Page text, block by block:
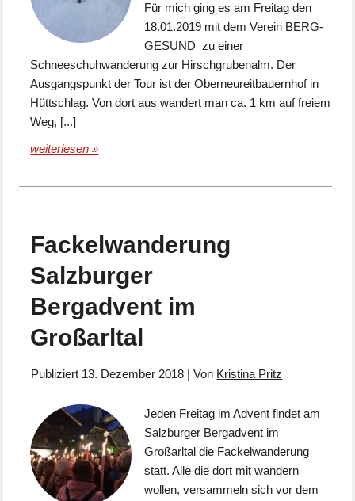
Für mich ging es am Freitag den
18.01.2019 mit dem Verein BERG-
GESUND zu einer
Schneeschuhwanderung zur Hirschgrubenalm. Der
Ausgangspunkt der Tour ist der Oberneureitbauernhof in
Hüttschlag. Von dort aus wandert man ca. 1 km auf freiem
Weg, [...]
weiterlesen »
Fackelwanderung
Salzburger
Bergadvent im
Großarltal
Publiziert 13. Dezember 2018 |Von Kristina Pritz
Jeden Freitag im Advent findet am
Salzburger Bergadvent im
Großarltal die Fackelwanderung
statt. Alle die dort mit wandern
wollen, versammeln sich vor dem